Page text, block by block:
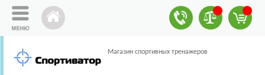
Магазин спортивных тренажеров